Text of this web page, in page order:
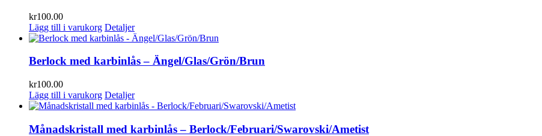
kr100.00
Lägg till i varukorg Detaljer
Berlock med karbinlås – Ängel/Glas/Grön/Brun
kr100.00
Lägg till i varukorg Detaljer
Månadskristall med karbinlås – Berlock/Februari/Swarovski/Ametist